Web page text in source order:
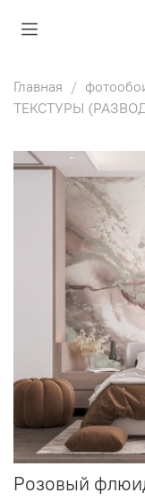
Главная
ТЕКСТУРЫ
Розовый